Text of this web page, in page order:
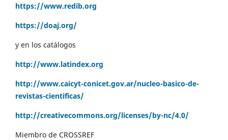
https://www.redib.org
https://doaj.org/
y en los catálogos
http://www.latindex.org
http://www.caicyt-conicet.gov.ar/nucleo-basico-de-
revistas-cientificas/
http://creativecommons.org/licenses/by-nc/4.0/
Miembro de CROSSREF